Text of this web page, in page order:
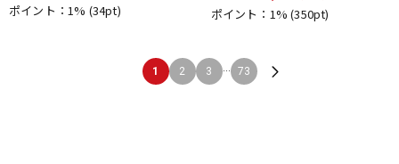
ポイント：1% (34pt) ポイント：1%(350pt)
1 2 3 ... 73